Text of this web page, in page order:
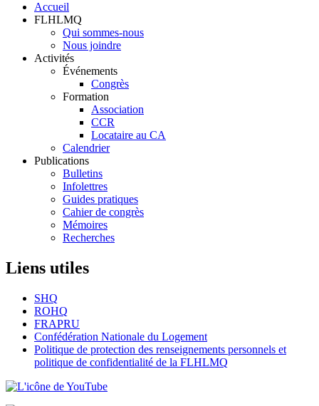
Accueil
FLHLMQ
Qui sommes-nous
Nous joindre
Activités
Événements
Congrès
Formation
Association
CCR
Locataire au CA
Calendrier
Publications
Bulletins
Infolettres
Guides pratiques
Cahier de congrès
Mémoires
Recherches
Liens utiles
SHQ
ROHQ
FRAPRU
Confédération Nationale du Logement
Politique de protection des renseignements personnels et
politique de confidentialité de la FLHLMQ